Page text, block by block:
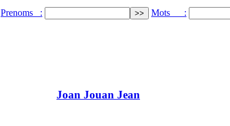
Prenoms : Mots :
Joan Jouan Jean